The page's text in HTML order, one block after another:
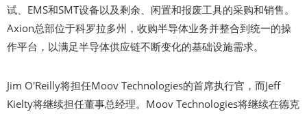
试、EMS和SMT设备以及剩余、闲置和报废工具的采购和销售。
Axion总部位于科罗拉多州，收购半导体业务并整合到统一的操
作平台，以满足半导体供应链不断变化的基础设施需求。
Jim O'Reilly将担任Moov Technologies的首席执行官，而Jeff
Kielty将继续担任董事总经理。Moov Technologies将继续在德克